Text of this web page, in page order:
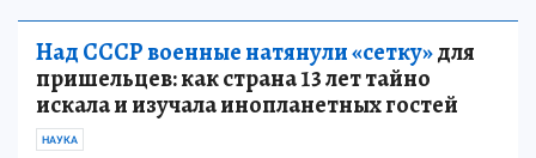
Над СССР военные натянули «сетку»для
пришельцев: как страна 13 лет тайно
искала и изучала инопланетных гостей
НАУКА